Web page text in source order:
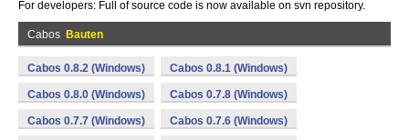
For developers: Full of source code is now available on svn repository.
Cabos Bauten
Cabos 0.8.2 (Windows) Cabos 0.8.1 (Windows)
Cabos 0.8.0 (Windows) Cabos 0.7.8 (Windows)
Cabos 0.7.7 (Windows) Cabos 0.7.6 (Windows)